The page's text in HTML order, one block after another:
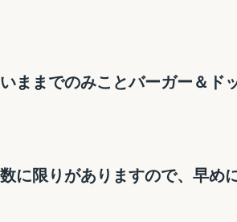
いままでのみことバーガー＆ド
数に限りがありますので、早め